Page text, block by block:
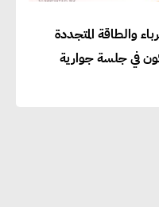
والطاقة المتجددة
في جلسة جوارية